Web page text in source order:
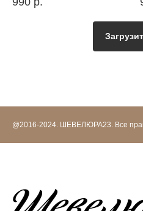
@2016-2024. ШЕВЕЛЮРА23. Все